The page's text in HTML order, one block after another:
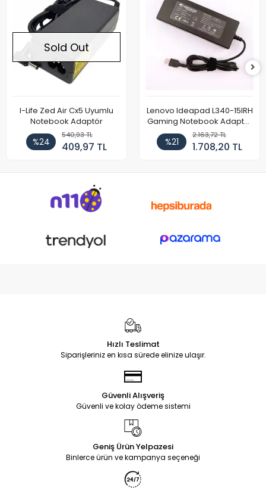
Sold Out
I-Life Zed Air Cx5 Uyumlu
Notebook Adaptör
%24
540,93 TL
409,97 TL
Lenovo Ideapad L340-15IRH
Gaming Notebook Adaptör
Cihazı Şarj Aleti (150W)
%21
2.163,72 TL
1.708,20 TL
Hızlı Teslimat
Siparişleriniz en kısa sürede elinize ulaşır.
Güvenli Alışveriş
Güvenli ve kolay ödeme sistemi
Geniş Ürün Yelpazesi
Binlerce ürün ve kampanya seçeneği